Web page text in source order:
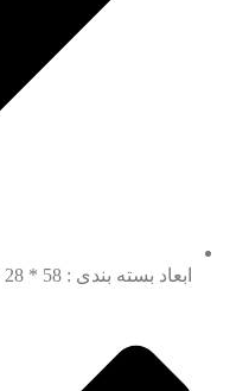
ابعاد بسته بندی : 58 * 28 * 46